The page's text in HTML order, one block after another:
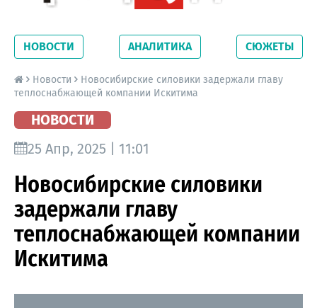
Новосибирской области. Читайте свежие
новости на сайте сетевого издания
Precedent.
НОВОСТИ АНАЛИТИКА СЮЖЕТЫ
Новости
Новосибирские силовики задержали главу
теплоснабжающей компании Искитима
НОВОСТИ
25 Апр, 2025 | 11:01
Новосибирские силовики
задержали главу
теплоснабжающей компании
Искитима